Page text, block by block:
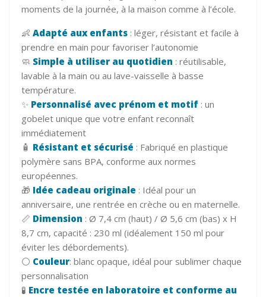
moments de la journée, à la maison comme à l’école.
👶 Adapté aux enfants : léger, résistant et facile à
prendre en main pour favoriser l’autonomie
🧼 Simple à utiliser au quotidien : réutilisable,
lavable à la main ou au lave-vaisselle à basse
température.
✨ Personnalisé avec prénom et motif : un
gobelet unique que votre enfant reconnaît
immédiatement
🧴 Résistant et sécurisé : Fabriqué en plastique
polymère sans BPA, conforme aux normes
européennes.
🎁 Idée cadeau originale : Idéal pour un
anniversaire, une rentrée en crèche ou en maternelle.
📏 Dimension : Ø 7,4 cm (haut) / Ø 5,6 cm (bas) x H
8,7 cm, capacité : 230 ml (idéalement 150 ml pour
éviter les débordements).
⚪ Couleur: blanc opaque, idéal pour sublimer chaque
personnalisation
🧪 Encre testée en laboratoire et conforme au